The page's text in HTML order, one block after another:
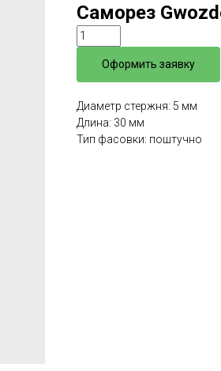
Саморез
Оформить заявку
Диаметр стержня: 5 мм
Длина: 30 мм
Тип фасовки: поштучно